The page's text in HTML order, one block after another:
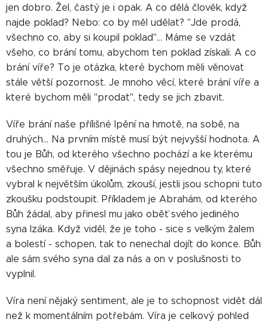
jen dobro. Žel, častý je i opak. A co dělá člověk, když
najde poklad? Nebo: co by měl udělat? "Jde prodá,
všechno co, aby si koupil poklad"... Máme se vzdát
všeho, co brání tomu, abychom ten poklad získali. A co
brání víře? To je otázka, které bychom měli věnovat
stále větší pozornost. Je mnoho věcí, které brání víře a
které bychom měli "prodat", tedy se jich zbavit.
Víře brání naše přílišné lpění na hmotě, na sobě, na
druhých... Na prvním místě musí být nejvyšší hodnota. A
tou je Bůh, od kterého všechno pochází a ke kterému
všechno směřuje. V dějinách spásy nejednou ty, které
vybral k největším úkolům, zkouší, jestli jsou schopni tuto
zkoušku podstoupit. Příkladem je Abrahám, od kterého
Bůh žádal, aby přinesl mu jako oběť svého jediného
syna Izáka. Když viděl, že je toho - sice s velkým žalem
a bolestí - schopen, tak to nenechal dojít do konce. Bůh
ale sám svého syna dal za nás a on v poslušnosti to
vyplnil.
Víra není nějaký sentiment, ale je to schopnost vidět dál
než k momentálním potřebám. Víra je celkový pohled